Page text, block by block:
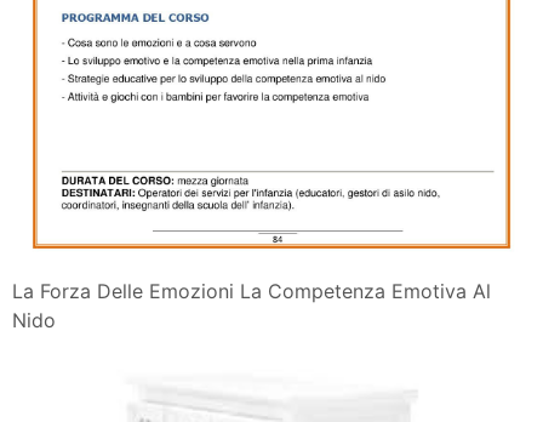
La Forza Delle Emozioni La Competenza Emotiva Al
Nido